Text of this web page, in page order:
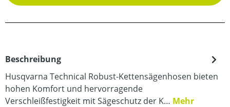
Beschreibung
Husqvarna Technical Robust-Kettensägenhosen bieten
hohen Komfort und hervorragende
Verschleißfestigkeit mit Sägeschutz der K… Mehr